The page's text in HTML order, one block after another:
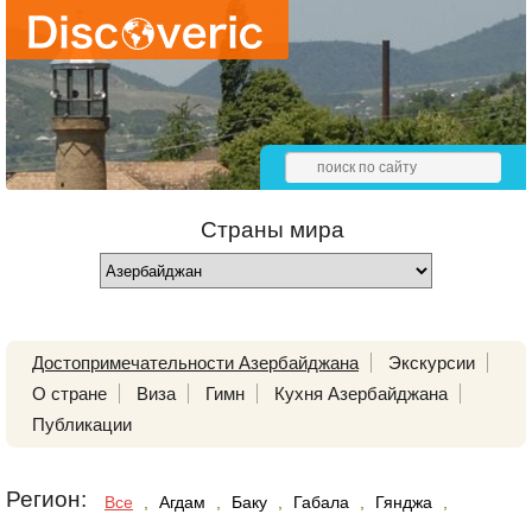
Страны мира
Достопримечательности Азербайджана
Экскурсии
О стране
Виза Гимн
Кухня Азербайджана
Публикации
Регион: Все Агдам Баку Габала Гянджа